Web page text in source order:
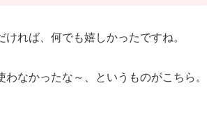
ければ、何でも嬉しかったですね。
わなかったな～、というものがこちら。